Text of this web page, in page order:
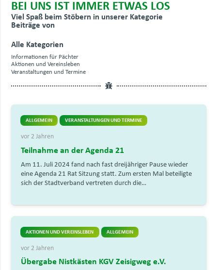
BEI UNS IST IMMER ETWAS LOS
Viel Spaß beim Stöbern in unserer Kategorie
Beiträge von
Alle Kategorien
Informationen für Pächter
Aktionen und Vereinsleben
Veranstaltungen und Termine
ALLGEMEIN VERANSTALTUNGEN UND TERMINE
vor 2 Jahren
Teilnahme an der Agenda 21
Am 11. Juli 2024 fand nach fast dreijähriger Pause wieder
eine Agenda 21 Rat Sitzung statt. Zum ersten Mal beteiligte
sich der Stadtverband vertreten durch die…
AKTIONEN UND VEREINSLEBEN ALLGEMEIN
vor 2 Jahren
Übergabe Nistkästen KGV Zeisigweg e.V.